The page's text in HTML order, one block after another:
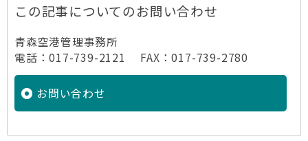
この記事についてのお問い合わせ
青森空港管理事務所
電話：017-739-2121 FAX：017-739-2780
お問い合わせ